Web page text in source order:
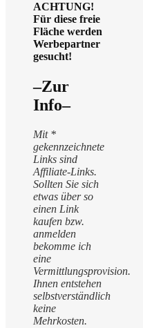
ACHTUNG!
Für diese freie
Fläche werden
Werbepartner
gesucht!
–Zur
Info–
Mit *
gekennzeichnete
Links sind
Affiliate-Links.
Sollten Sie sich
etwas über so
einen Link
kaufen bzw.
anmelden
bekomme ich
eine
Vermittlungsprovision.
Ihnen entstehen
selbstverständlich
keine
Mehrkosten.